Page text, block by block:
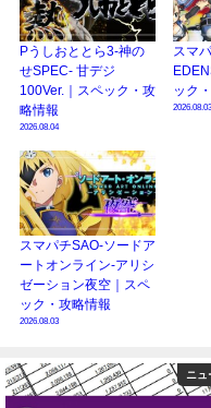
Pうしおととら3-神の
せSPEC- 甘デジ
100Ver.｜スペック・攻
略情報
2026.08.04
スマ
ック
2026.08.03
スマパチSAO-ソードア
ートオンライン-アリシ
ゼーション夜空｜スペ
ック・攻略情報
2026.08.03
コ